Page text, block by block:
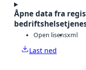
Åpne data fra
Open lisensxml
Last ned